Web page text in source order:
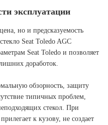
эксплуатации
но и предсказуемость
Seat Toledo AGC
Seat Toledo и позволяет
доработок.
обзорность, защиту
типичных проблем,
стекол. При
к кузову, не создает